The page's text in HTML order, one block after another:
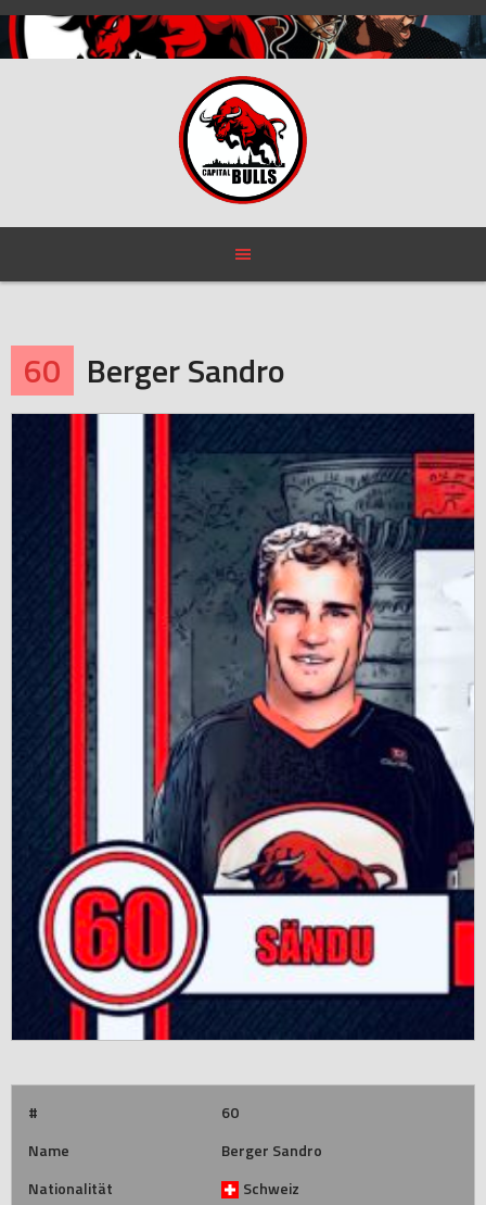
Skip
to
content
60 Berger Sandro
#
60
Name
Berger Sandro
Nationalität
Schweiz